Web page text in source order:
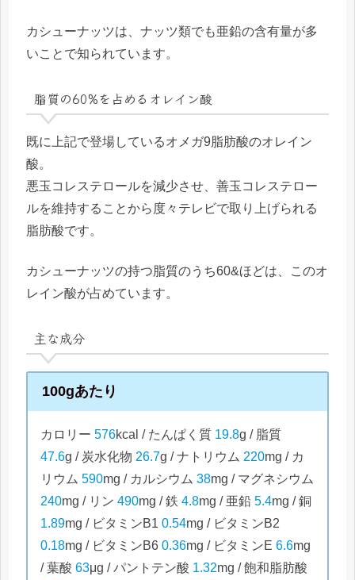
カシューナッツは、ナッツ類でも亜鉛の含有量が多
いことで知られています。
脂質の60%を占めるオレイン酸
既に上記で登場しているオメガ9脂肪酸のオレイン
酸。
悪玉コレステロールを減少させ、善玉コレステロー
ルを維持することから度々テレビで取り上げられる
脂肪酸です。
カシューナッツの持つ脂質のうち60&ほどは、このオ
レイン酸が占めています。
主な成分
100gあたり
カロリー 576kcal / たんぱく質 19.8g / 脂質
47.6g / 炭水化物 26.7g / ナトリウム 220mg / カ
リウム 590mg / カルシウム 38mg / マグネシウム
240mg / リン 490mg / 鉄 4.8mg / 亜鉛 5.4mg / 銅
1.89mg / ビタミンB1 0.54mg / ビタミンB2
0.18mg / ビタミンB6 0.36mg / ビタミンE 6.6mg
/ 葉酸 63μg / パントテン酸 1.32mg / 飽和脂肪酸